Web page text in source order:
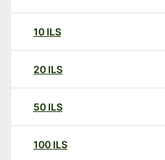
10 ILS
20 ILS
50 ILS
100 ILS